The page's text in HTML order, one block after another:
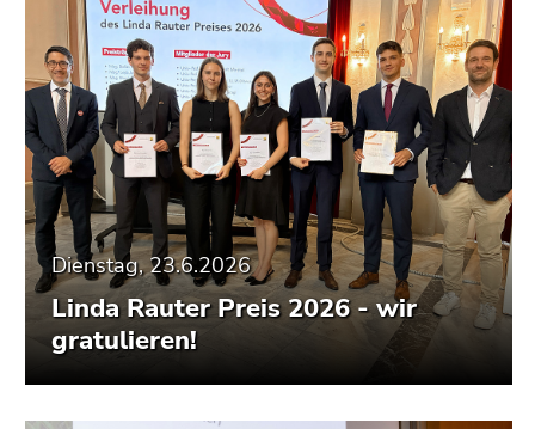
Dienstag, 23.6.2026
Linda Rauter Preis 2026 - wir
gratulieren!